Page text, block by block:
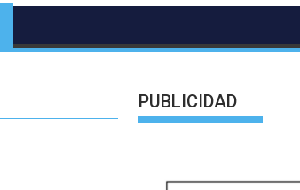
PUBLICIDAD